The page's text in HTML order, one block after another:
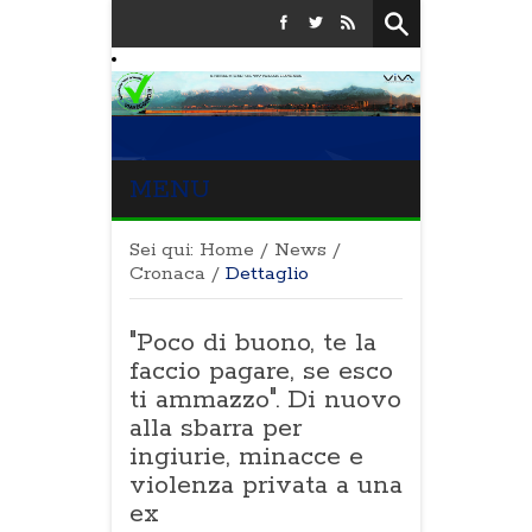
MENU
Sei qui: Home / News /
Cronaca / Dettaglio
"Poco di buono, te la
faccio pagare, se esco
ti ammazzo". Di nuovo
alla sbarra per
ingiurie, minacce e
violenza privata a una
ex